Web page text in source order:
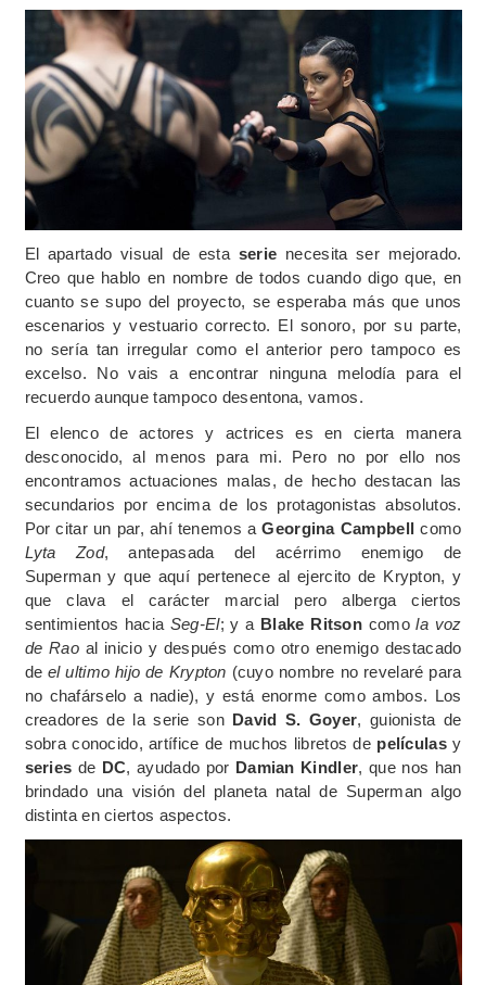
El apartado visual de esta serie necesita ser mejorado.
Creo que hablo en nombre de todos cuando digo que, en
cuanto se supo del proyecto, se esperaba más que unos
escenarios y vestuario correcto. El sonoro, por su parte,
no sería tan irregular como el anterior pero tampoco es
excelso. No vais a encontrar ninguna melodía para el
recuerdo aunque tampoco desentona, vamos.
El elenco de actores y actrices es en cierta manera
desconocido, al menos para mi. Pero no por ello nos
encontramos actuaciones malas, de hecho destacan las
secundarios por encima de los protagonistas absolutos.
Por citar un par, ahí tenemos aGeorgina Campbell como
Lyta Zod, antepasada del acérrimo enemigo de
Superman y que aquí pertenece al ejercito de Krypton, y
que clava el carácter marcial pero alberga ciertos
sentimientos hacia Seg-El; y a Blake Ritson comola voz
de Raoal inicio y después como otro enemigo destacado
de el ultimo hijo de Krypton (cuyo nombre no revelaré para
no chafárselo a nadie), y está enorme como ambos. Los
creadores de la serie son David S. Goyer, guionista de
sobra conocido, artífice de muchos libretos de películasy
series de DC, ayudado por Damian Kindler, que nos han
brindado una visión del planeta natal de Superman algo
distinta en ciertos aspectos.